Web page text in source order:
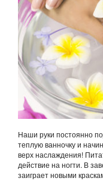
Наши руки постоянно
теплую ванночку и
верх наслаждения!
действие на ногти. В
заиграет новыми